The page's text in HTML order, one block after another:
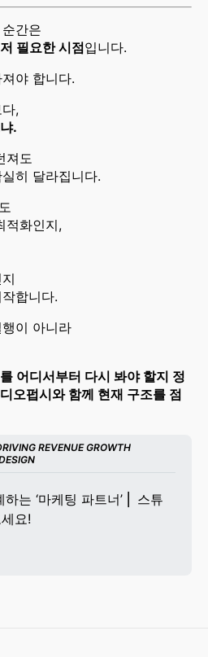
간은
필요한 시점입니다.
야 합니다.
,
.
져도
히 달라집니다.
적화인지,
합니다.
이 아니라
어디서부터 다시 봐야 할지 정
오펍시와 함께 현재 구조를 점
REVENUE GROWTH
는 ‘마케팅 파트너’ ⎜ 스튜
요!